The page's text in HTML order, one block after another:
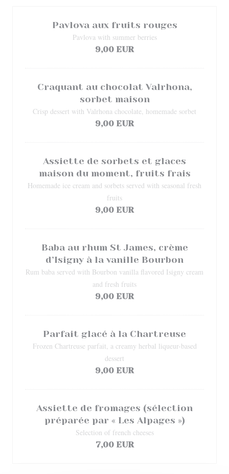
Pavlova aux fruits rouges
Pavlova with summer berries
9,00 EUR
Craquant au chocolat Valrhona,
sorbet maison
Crisp dessert with Valrhona chocolate, homemade sorbet
9,00 EUR
Assiette de sorbets et glaces
maison du moment, fruits frais
Homemade ice cream and sorbets served with seasonal fresh
fruits
9,00 EUR
Baba au rhum St James, crème
d’Isigny à la vanille Bourbon
Rum baba served with Bourbon vanilla flavored Isigny cream
and fresh fruits
9,00 EUR
Parfait glacé à la Chartreuse
Frozen Chartreuse parfait, a creamy herbal liqueur-based
dessert
9,00 EUR
Assiette de fromages (sélection
préparée par « Les Alpages »)
Selection of french cheeses
7,00 EUR